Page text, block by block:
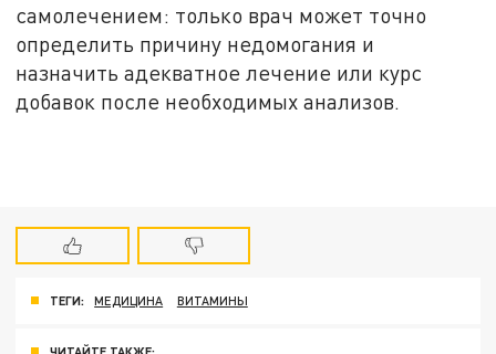
самолечением: только врач может точно
определить причину недомогания и
назначить адекватное лечение или курс
добавок после необходимых анализов.
ТЕГИ: МЕДИЦИНА ВИТАМИНЫ